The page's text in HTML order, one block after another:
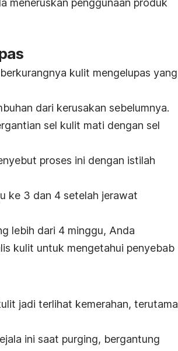
meneruskan penggunaan produk
kulit mengelupas yang
dari kerusakan sebelumnya.
sel kulit mati dengan sel
proses ini dengan istilah
ke 3 dan 4 setelah jerawat
lebih dari 4 minggu, Anda
kulit untuk mengetahui penyebab
jadi terlihat kemerahan, terutama
ini saat purging, bergantung